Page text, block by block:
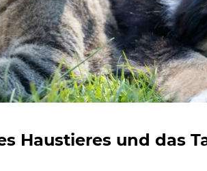
Haustieres und das